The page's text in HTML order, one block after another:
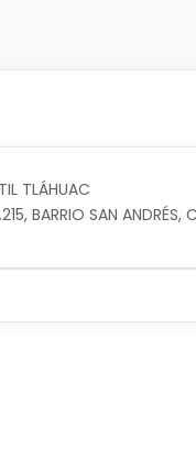
TLÁHUAC
BARRIO SAN